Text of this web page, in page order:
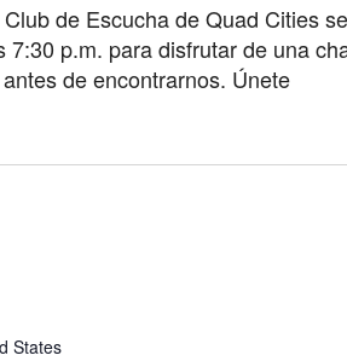
de Escucha de Quad Cities
p.m. para disfrutar de una
de encontrarnos. Únete
States